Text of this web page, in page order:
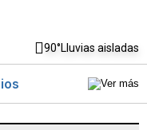
90°Lluvias aisladas